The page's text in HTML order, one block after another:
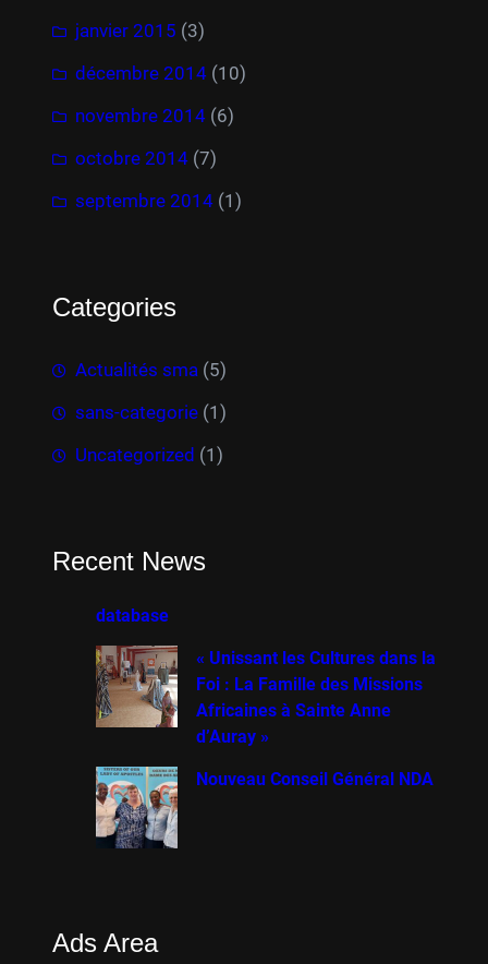
janvier 2015 (3)
décembre 2014 (10)
novembre 2014 (6)
octobre 2014 (7)
septembre 2014 (1)
Categories
Actualités sma (5)
sans-categorie (1)
Uncategorized (1)
Recent News
database
« Unissant les Cultures dans la
Foi : La Famille des Missions
Africaines à Sainte Anne
d’Auray »
Nouveau Conseil Général NDA
Ads Area